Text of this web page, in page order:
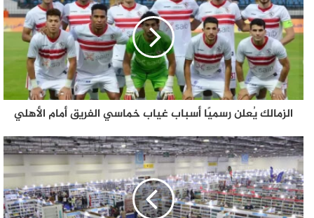
الزمالك يُعلن رسميًا أسباب غياب خماسي الفريق أمام الأهلي